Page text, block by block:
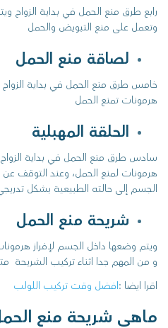
رابع طرق منع الحمل في بداية الزواج
وتعمل على منع التبويض والحمل
لصاقة منع الحمل
خامس طرق منع الحمل في بداية
هرمونات تمنع الحمل
الحلقة المهبلية
سادس طرق منع الحمل في بداية
هرمونات لمنع الحمل، وعند التوقف
الجسم إلى حالته الطبيعية بشكل
شريحة منع الحمل
ويتم وضعها داخل الجسم لإفراز
و من المهم جدا اثناء تركيب الشريحة
اقرا ايضا :افضل وقت تركيب اللولب
ماهي شريحة منع